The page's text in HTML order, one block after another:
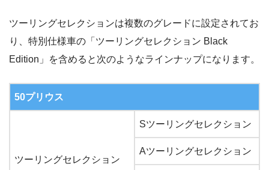
ツーリングセレクションは複数のグレードに設定されてお
り、特別仕様車の「ツーリングセレクション Black
Edition」を含めると次のようなラインナップになります。
50プリウス
ツーリングセレクション
Sツーリングセレクション
Aツーリングセレクション